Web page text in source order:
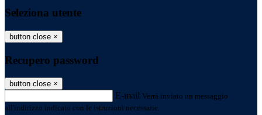
Seleziona utente
button close ×
Recupero password
button close ×
E-mail Verrà inviato un messaggio
all'indirizzo indicato con le istruzioni necessarie.